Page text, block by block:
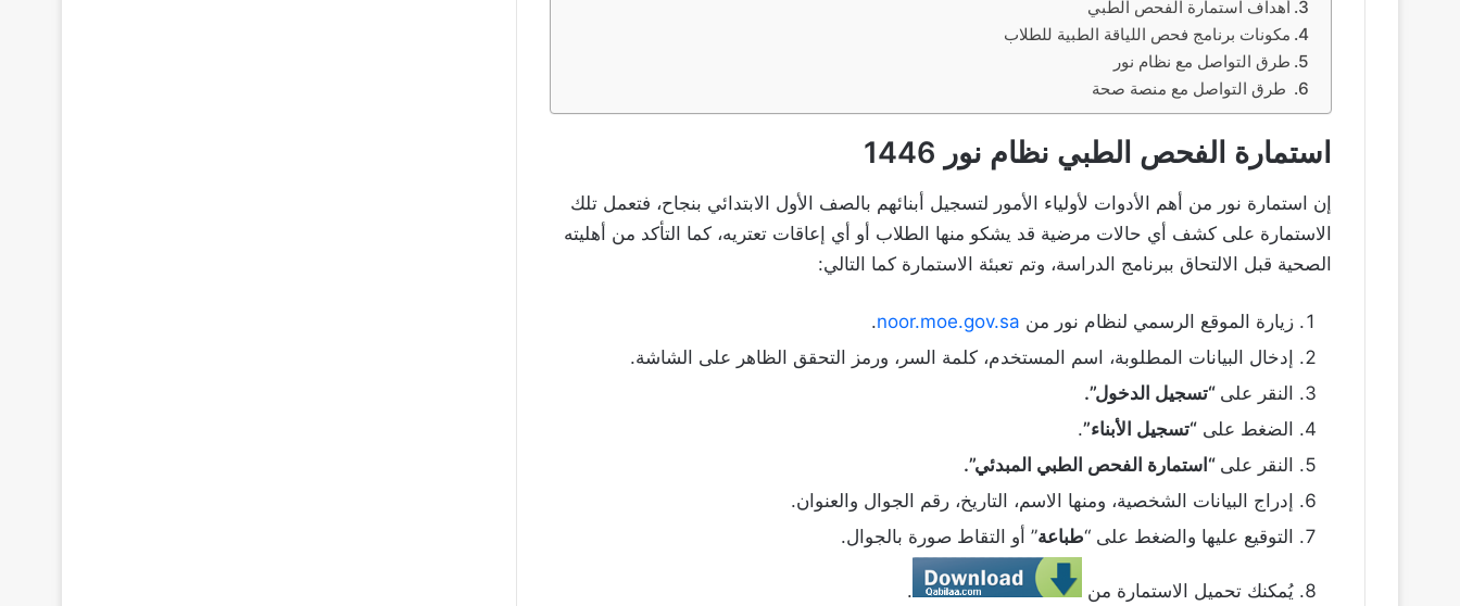
أهداف استمارة الفحص الطبي
مكونات برنامج فحص اللياقة الطبية للطلاب
طرق التواصل مع نظام نور
طرق التواصل مع منصة صحة
استمارة الفحص الطبي نظام نور 1446
إن استمارة نور من أهم الأدوات لأولياء الأمور لتسجيل أبنائهم بالصف الأول الابتدائي بنجاح، فتعمل تلك
الاستمارة على كشف أي حالات مرضية قد يشكو منها الطلاب أو أي إعاقات تعتريه، كما التأكد من أهليته
الصحية قبل الالتحاق ببرنامج الدراسة، وتم تعبئة الاستمارة كما التالي:
زيارة الموقع الرسمي لنظام نور من noor.moe.gov.sa
.
إدخال البيانات المطلوبة، اسم المستخدم، كلمة السر، ورمز التحقق الظاهر على الشاشة.
النقر على “تسجيل الدخول”.
الضغط على “تسجيل الأبناء”.
النقر على “استمارة الفحص الطبي المبدئي”.
إدراج البيانات الشخصية، ومنها الاسم، التاريخ، رقم الجوال والعنوان.
التوقيع عليها والضغط على “طباعة” أو التقاط صورة بالجوال.
يُمكنك تحميل الاستمارة من .